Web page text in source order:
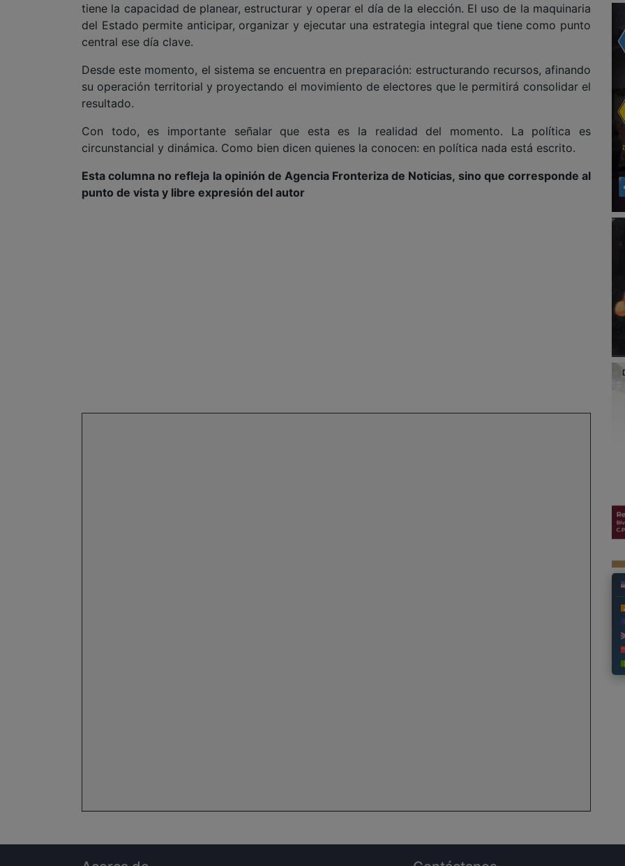
tiene la capacidad de planear, estructurar y operar el día de la elección. El uso de la maquinaria
del Estado permite anticipar, organizar y ejecutar una estrategia integral que tiene como punto
central ese día clave.
Desde este momento, el sistema se encuentra en preparación: estructurando recursos, afinando
su operación territorial y proyectando el movimiento de electores que le permitirá consolidar el
resultado.
Con todo, es importante señalar que esta es la realidad del momento. La política es
circunstancial y dinámica. Como bien dicen quienes la conocen: en política nada está escrito.
Esta columna no refleja la opinión de Agencia Fronteriza de Noticias, sino que corresponde al
punto de vista y libre expresión del autor